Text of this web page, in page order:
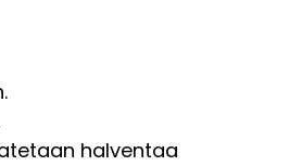
halventaa